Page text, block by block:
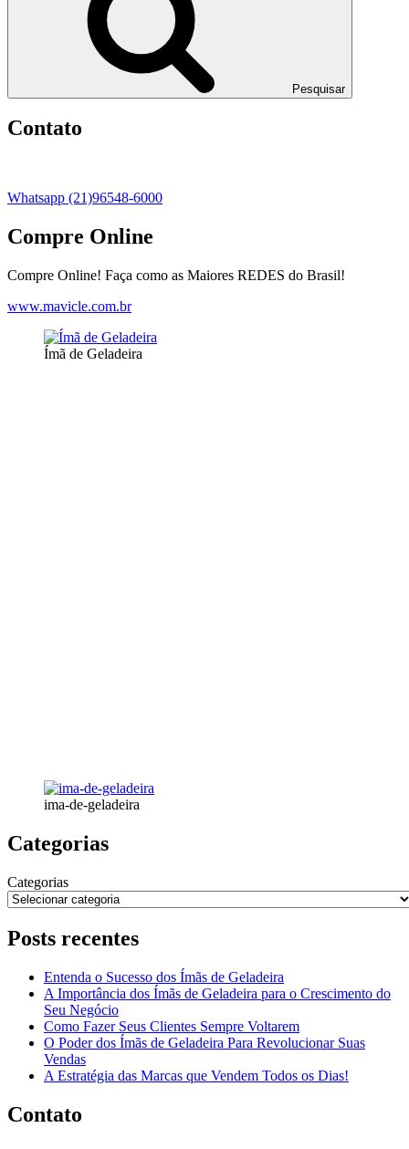
Pesquisar
Contato
Whatsapp (21)96548-6000
Compre Online
Compre Online! Faça como as Maiores REDES do Brasil!
www.mavicle.com.br
Ímã de Geladeira
ima-de-geladeira
Categorias
Categorias
Posts recentes
Entenda o Sucesso dos Ímãs de Geladeira
A Importância dos Ímãs de Geladeira para o Crescimento do
Seu Negócio
Como Fazer Seus Clientes Sempre Voltarem
O Poder dos Ímãs de Geladeira Para Revolucionar Suas
Vendas
A Estratégia das Marcas que Vendem Todos os Dias!
Contato